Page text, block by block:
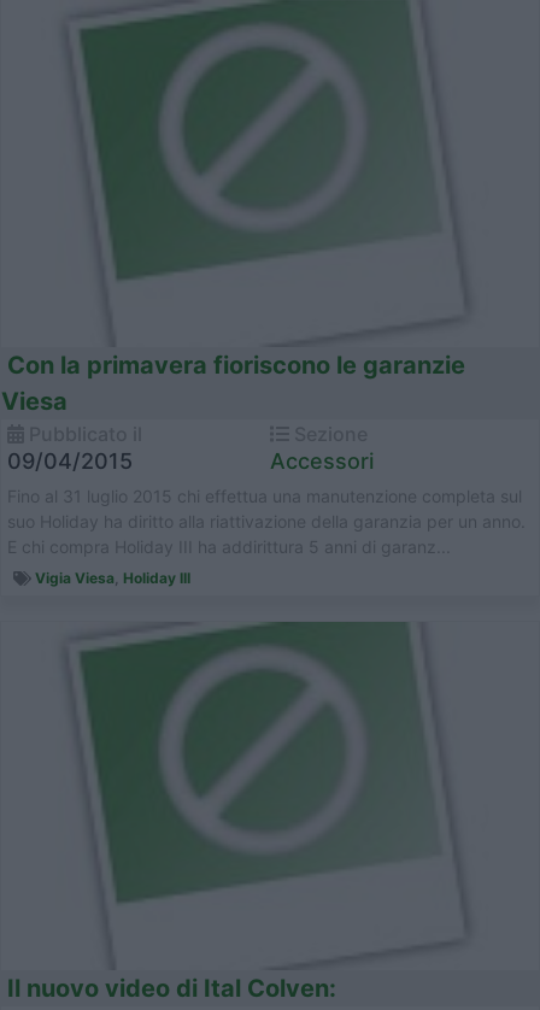
Con la primavera fioriscono le garanzie
Viesa
09/04/2015 Accessori
Fino al 31 luglio 2015 chi effettua una manutenzione completa sul
suo Holiday ha diritto alla riattivazione della garanzia per un anno.
E chi compra Holiday III ha addirittura 5 anni di garanz...
Vigia Viesa, Holiday III
Il nuovo video di Ital Colven: